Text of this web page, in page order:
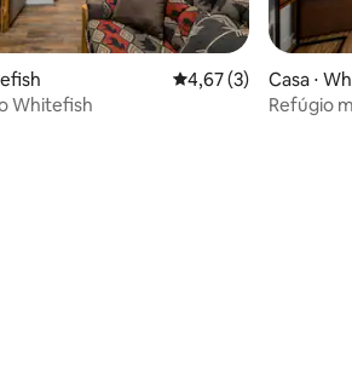
de 5, 58 avaliações4,67 de uma
4,67 (3)
Whitefish
Casa ⋅
Refúgio